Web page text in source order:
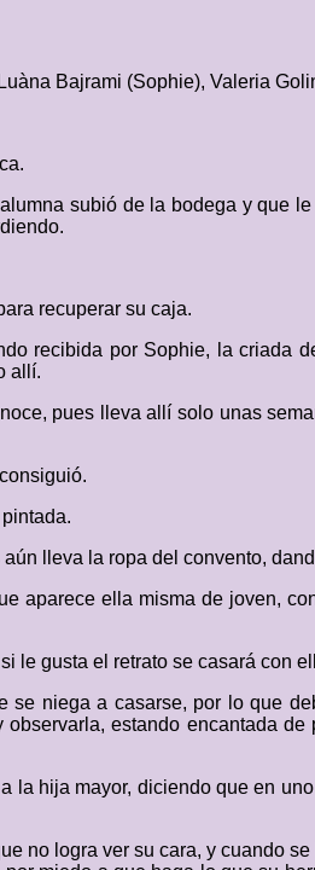
Bajrami (Sophie), Valeria
subió de la bodega y que
recuperar su caja.
recibida por Sophie, la criada
allí.
pues lleva allí solo unas
lleva la ropa del convento,
aparece ella misma de joven,
le gusta el retrato se casará con
niega a casarse, por lo que
estando encantada
hija mayor, diciendo que en
no logra ver su cara, y cuando